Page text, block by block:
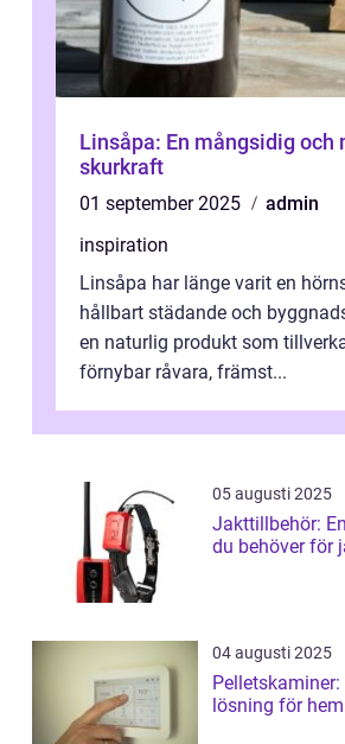
Linsåpa: En mångsidig
skurkraft
01 september 2025
admin
inspiration
Linsåpa har länge varit en
hållbart städande och
en naturlig produkt som
förnybar råvara, främst...
05 augusti 2025
Jakttillbehör:
du behöver för
04 augusti 2025
lösning för